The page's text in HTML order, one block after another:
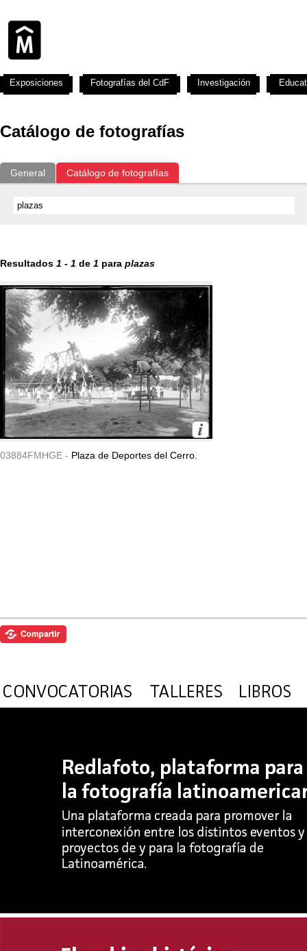
Catálogo de fotografías
General Catálogo de fotografías
Resultados 1 - 1 de 1 para plazas
03884FMHGE - Plaza de Deportes del Cerro.
Exposiciones Fotografías del CdF Investigación